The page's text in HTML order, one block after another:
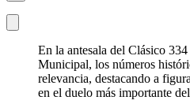
En la antesala del Clásico
Municipal, los números
relevancia, destacando a
en el duelo más importante